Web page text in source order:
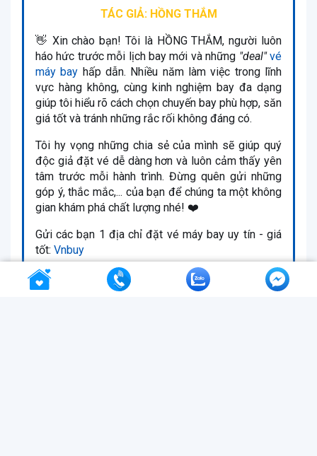
TÁC GIẢ: HỒNG THẮM
👋 Xin chào bạn! Tôi là HỒNG THẮM, người luôn
háo hức trước mỗi lịch bay mới và những "deal" vé
máy bay hấp dẫn. Nhiều năm làm việc trong lĩnh
vực hàng không, cùng kinh nghiệm bay đa dạng
giúp tôi hiểu rõ cách chọn chuyến bay phù hợp, săn
giá tốt và tránh những rắc rối không đáng có.
Tôi hy vọng những chia sẻ của mình sẽ giúp quý
độc giả đặt vé dễ dàng hơn và luôn cảm thấy yên
tâm trước mỗi hành trình. Đừng quên gửi những
góp ý, thắc mắc,... của bạn để chúng ta một không
gian khám phá chất lượng nhé! ❤️
Gửi các bạn 1 địa chỉ đặt vé máy bay uy tín - giá
tốt: Vnbuy